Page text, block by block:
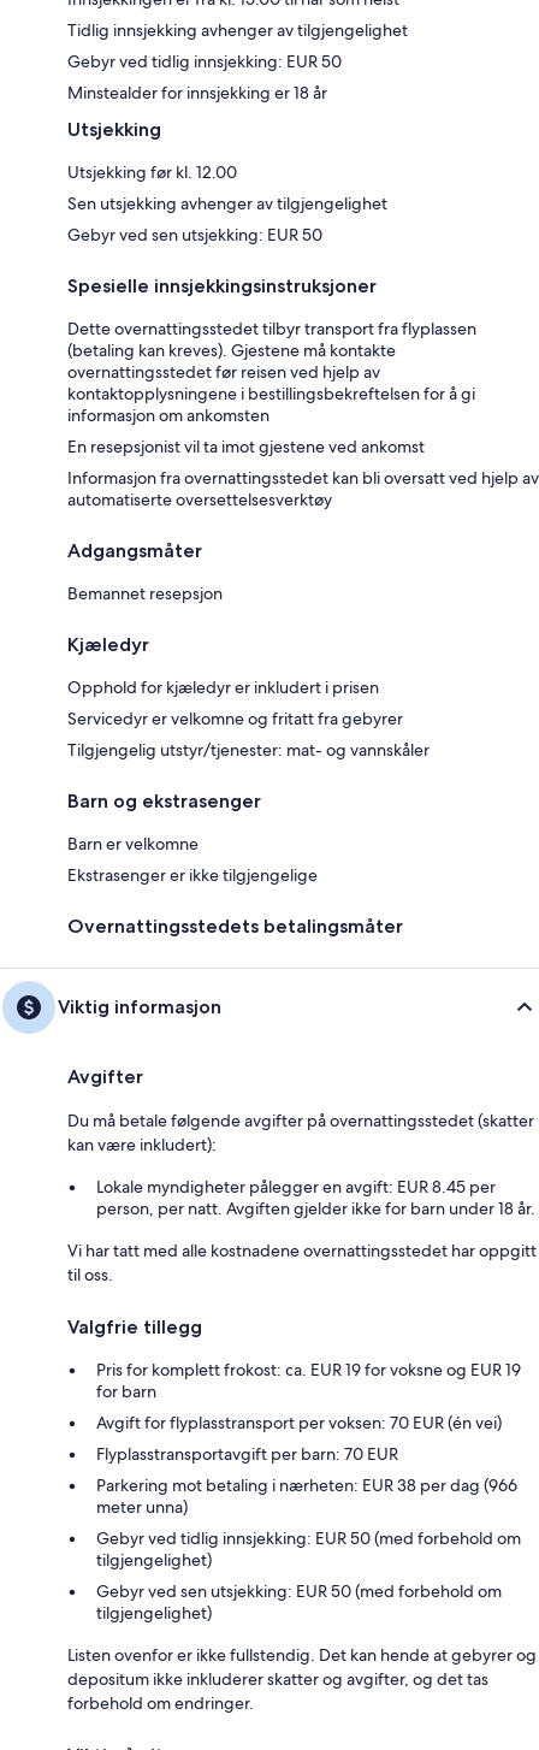
Tidlig innsjekking avhenger av tilgjengelighet
Gebyr ved tidlig innsjekking: EUR 50
Minstealder for innsjekking er 18 år
Utsjekking
Utsjekking før kl. 12.00
Sen utsjekking avhenger av tilgjengelighet
Gebyr ved sen utsjekking: EUR 50
Spesielle innsjekkingsinstruksjoner
Dette overnattingsstedet tilbyr transport fra flyplassen
(betaling kan kreves). Gjestene må kontakte
overnattingsstedet før reisen ved hjelp av
kontaktopplysningene i bestillingsbekreftelsen for å gi
informasjon om ankomsten
En resepsjonist vil ta imot gjestene ved ankomst
Informasjon fra overnattingsstedet kan bli oversatt ved hjelp av
automatiserte oversettelsesverktøy
Adgangsmåter
Bemannet resepsjon
Kjæledyr
Opphold for kjæledyr er inkludert i prisen
Servicedyr er velkomne og fritatt fra gebyrer
Tilgjengelig utstyr/tjenester: mat- og vannskåler
Barn og ekstrasenger
Barn er velkomne
Ekstrasenger er ikke tilgjengelige
Overnattingsstedets betalingsmåter
Viktig informasjon
Avgifter
Du må betale følgende avgifter på overnattingsstedet (skatter
kan være inkludert):
Lokale myndigheter pålegger en avgift: EUR 8.45 per
person, per natt. Avgiften gjelder ikke for barn under 18 år.
Vi har tatt med alle kostnadene overnattingsstedet har oppgitt
til oss.
Valgfrie tillegg
Pris for komplett frokost: ca. EUR 19 for voksne og EUR 19
for barn
Avgift for flyplasstransport per voksen: 70 EUR (én vei)
Flyplasstransportavgift per barn: 70 EUR
Parkering mot betaling i nærheten: EUR 38 per dag (966
meter unna)
Gebyr ved tidlig innsjekking: EUR 50 (med forbehold om
tilgjengelighet)
Gebyr ved sen utsjekking: EUR 50 (med forbehold om
tilgjengelighet)
Listen ovenfor er ikke fullstendig. Det kan hende at gebyrer og
depositum ikke inkluderer skatter og avgifter, og det tas
forbehold om endringer.